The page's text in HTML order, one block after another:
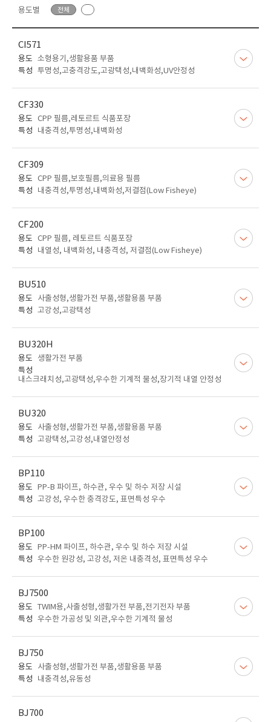
용도별 전체
CI571
용도 소형용기,생활용품 부품
특성 투명성,고충격강도,고광택성,내백화성,UV안정성
CF330
용도 CPP 필름,레토르트 식품포장
특성
내충격성,투명성,내백화성
CF309
용도 CPP 필름,보호필름,의료용 필름
특성
내충격성,투명성,내백화성,저결점(Low Fisheye)
CF200
용도 CPP 필름, 레토르트 식품포장
특성
내열성, 내백화성, 내충격성, 저결점(Low Fisheye)
BU510
용도
사출성형,생활가전 부품,생활용품 부품
특성 고강성,고광택성
BU320H
용도
생활가전 부품
특성
내스크래치성,고광택성,우수한 기계적 물성,장기적 내열 안정성
BU320
용도
사출성형,생활가전 부품,생활용품 부품
특성 고광택성,고강성,내열안정성
BP110
용도 PP-B 파이프, 하수관, 우수 및 하수 저장 시설
특성 고강성, 우수한 충격강도, 표면특성 우수
BP100
용도 PP-HM 파이프, 하수관, 우수 및 하수 저장 시설
특성 우수한 원강성, 고강성, 저온 내충격성, 표면특성 우수
BJ7500
용도 TWIM용,사출성형,생활가전 부품,전기전자 부품
특성 우수한 가공성 및 외관,우수한 기계적 물성
BJ750
용도
사출성형,생활가전 부품,생활용품 부품
특성
내충격성,유동성
BJ700